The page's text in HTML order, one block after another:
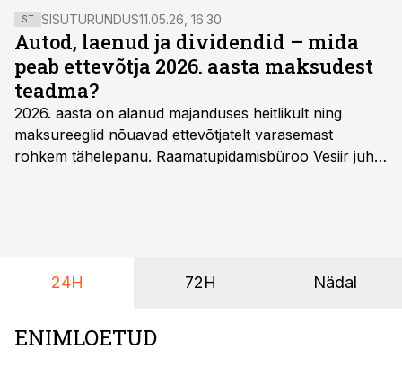
ulatuslik praktika juba välja kujunenud, on sihtasutuste
käibemaksu küsimustes avastamisruumi veel palju.
Järgnevas kohtulahendis oli teemaks
mittetulundusühingu ettevõtlus ja käibe tekkimine.
ST SISUTURUNDUS11.05.26, 16:30
Autod, laenud ja dividendid – mida
peab ettevõtja 2026. aasta maksudest
teadma?
2026. aasta on alanud majanduses heitlikult ning
maksureeglid nõuavad ettevõtjatelt varasemast
rohkem tähelepanu. Raamatupidamisbüroo Vesiir juht
24H 72H Nädal
ENIMLOETUD